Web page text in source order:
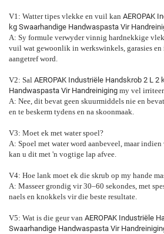
V1: Watter tipes vlekke en vuil kan AEROPAK
kg Swaarhandige Handwaspasta Vir
A: Sy formule verwyder vinnig hardnekkige
vuil wat gewoonlik in werkswinkels, garasies
aangetref word.
V2: Sal AEROPAK Industriële Handskrob 2 L 2
Handwaspasta Vir Handreiniging my vel
A: Nee, dit bevat geen skuurmiddels nie en
en te beskerm tydens en na skoonmaak.
V3: Moet ek met water spoel?
A: Spoel met water word aanbeveel, maar
kan u dit met 'n vogtige lap afvee.
V4: Hoe lank moet ek die skrub op my hande
A: Masseer grondig vir 30–60 sekondes, met
naels en knokkels vir die beste resultate.
V5: Wat is die geur van AEROPAK Industriële
Swaarhandige Handwaspasta Vir